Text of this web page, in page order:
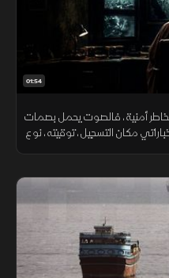
01:54
أمنية، فالصوت يحمل بصمات
مكان التسجيل، توقيته، نوع